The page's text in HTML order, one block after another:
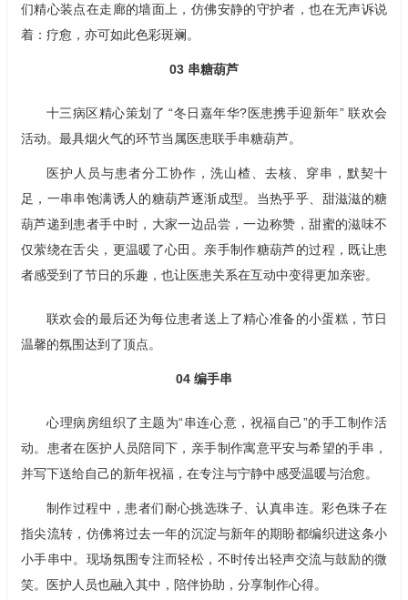
们精心装点在走廊的墙面上，仿佛安静的守护者，也在无声诉说
着：疗愈，亦可如此色彩斑斓。
03 串糖葫芦
十三病区精心策划了 “冬日嘉年华?医患携手迎新年” 联欢会
活动。最具烟火气的环节当属医患联手串糖葫芦。
医护人员与患者分工协作，洗山楂、去核、穿串，默契十
足，一串串饱满诱人的糖葫芦逐渐成型。当热乎乎、甜滋滋的糖
葫芦递到患者手中时，大家一边品尝，一边称赞，甜蜜的滋味不
仅萦绕在舌尖，更温暖了心田。亲手制作糖葫芦的过程，既让患
者感受到了节日的乐趣，也让医患关系在互动中变得更加亲密。
联欢会的最后还为每位患者送上了精心准备的小蛋糕，节日
温馨的氛围达到了顶点。
04 编手串
心理病房组织了主题为“串连心意，祝福自己”的手工制作活
动。患者在医护人员陪同下，亲手制作寓意平安与希望的手串，
并写下送给自己的新年祝福，在专注与宁静中感受温暖与治愈。
制作过程中，患者们耐心挑选珠子、认真串连。彩色珠子在
指尖流转，仿佛将过去一年的沉淀与新年的期盼都编织进这条小
小手串中。现场氛围专注而轻松，不时传出轻声交流与鼓励的微
笑。医护人员也融入其中，陪伴协助，分享制作心得。